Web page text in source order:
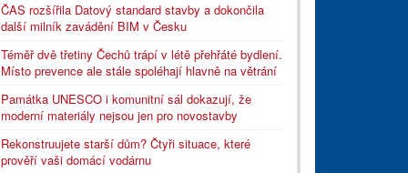
ČAS rozšířila Datový standard stavby a dokončila
další milník zavádění BIM v Česku
Téměř dvě třetiny Čechů trápí v létě přehřáté bydlení.
Místo prevence ale stále spoléhají hlavně na větrání
Památka UNESCO i komunitní sál dokazují, že
moderní materiály nejsou jen pro novostavby
Rekonstruujete starší dům? Čtyři situace, které
prověří vaši domácí vodárnu